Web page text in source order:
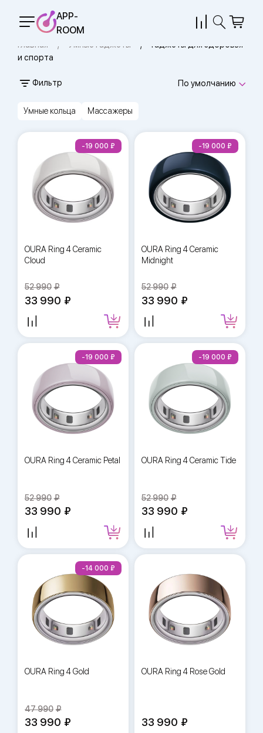
APP-
ROOM
Главная Умные гаджеты
Гаджеты для здоровья
и спорта
Умные кольца Массажеры
Фильтр По умолчанию
OURA Ring 4 Ceramic
Cloud
52 990
33 990
-19 000
OURA Ring 4 Ceramic
Midnight
52 990
33 990
-19 000
OURA Ring 4 Ceramic Petal
52 990
33 990
-19 000
OURA Ring 4 Ceramic Tide
52 990
33 990
-19 000
OURA Ring 4 Gold
47 990
33 990
-14 000
OURA Ring 4 Rose Gold
33 990